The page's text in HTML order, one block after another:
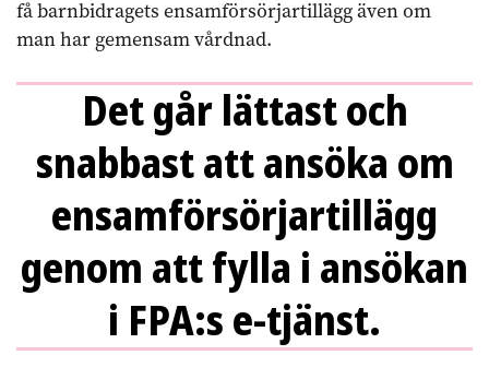
få barnbidragets ensamförsörjartillägg även om
man har gemensam vårdnad.
Det går lättast och
snabbast att ansöka om
ensamförsörjartillägg
genom att fylla i ansökan
i FPA:s e-tjänst.